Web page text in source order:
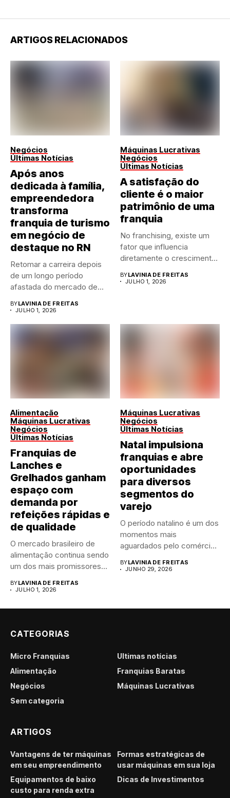
ARTIGOS RELACIONADOS
Negócios
Últimas Notícias
Após anos
dedicada à família,
empreendedora
transforma
franquia de turismo
em negócio de
destaque no RN
Retomar a carreira depois
de um longo período
afastada do mercado de...
BYLAVINIA DE FREITAS
JULHO 1, 2026
Máquinas Lucrativas
Negócios
Últimas Notícias
A satisfação do
cliente é o maior
patrimônio de uma
franquia
No franchising, existe um
fator que influencia
diretamente o crescimento
BYLAVINIA DE FREITAS
JULHO 1, 2026
Alimentação
Máquinas Lucrativas
Negócios
Últimas Notícias
Franquias de
Lanches e
Grelhados ganham
espaço com
demanda por
refeições rápidas e
de qualidade
O mercado brasileiro de
alimentação continua sendo
um dos mais promissores
BYLAVINIA DE FREITAS
JULHO 1, 2026
Máquinas Lucrativas
Negócios
Últimas Notícias
Natal impulsiona
franquias e abre
oportunidades
para diversos
segmentos do
varejo
O período natalino é um dos
momentos mais
aguardados pelo comércio
BYLAVINIA DE FREITAS
JUNHO 29, 2026
CATEGORIAS
Micro Franquias
Últimas notícias
Alimentação
Franquias Baratas
Negócios
Máquinas Lucrativas
Sem categoria
ARTIGOS
Vantagens de ter máquinas
em seu empreendimento
Formas estratégicas de
usar máquinas em sua loja
Equipamentos de baixo
custo para renda extra
Dicas de Investimentos